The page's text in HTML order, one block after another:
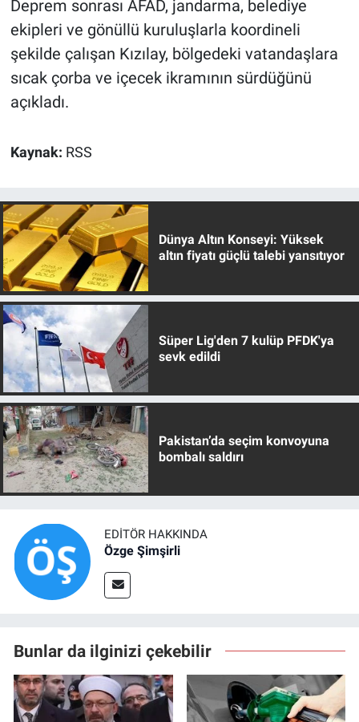
Deprem sonrası AFAD, jandarma, belediye
ekipleri ve gönüllü kuruluşlarla koordineli
şekilde çalışan Kızılay, bölgedeki vatandaşlara
sıcak çorba ve içecek ikramının sürdüğünü
açıkladı.
Kaynak: RSS
Dünya Altın Konseyi: Yüksek
altın fiyatı güçlü talebi yansıtıyor
Süper Lig'den 7 kulüp PFDK'ya
sevk edildi
Pakistan’da seçim konvoyuna
bombalı saldırı
EDITÖR HAKKINDA
Özge Şimşirli
Bunlar da ilginizi çekebilir